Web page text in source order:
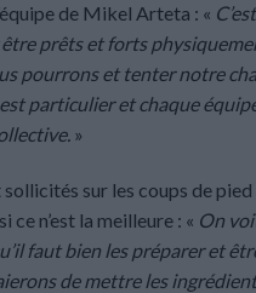
de Mikel Arteta : «
prêts et forts
pourrons et tenter notre
particulier et chaque
»
sur les coups de pied
ce n’est la meilleure : « On
faut bien les préparer et
de mettre les